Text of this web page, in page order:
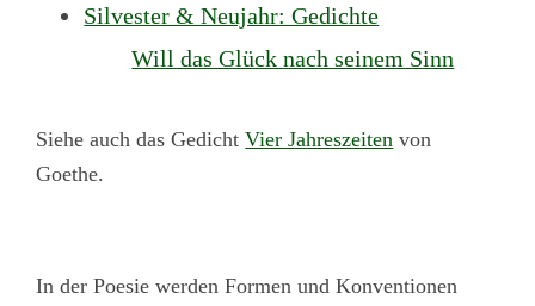
Silvester & Neujahr: Gedichte
Will das Glück nach seinem Sinn
Siehe auch das GedichtVier Jahreszeiten von
Goethe.
In der Poesie werden Formen und Konventionen